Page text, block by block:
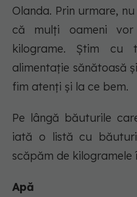
Olanda. Prin urmare,
că mulți oameni vor
kilograme. Știm
alimentație sănătoasă
fim atenți și la ce bem.
Pe lângă băuturile
iată o listă cu
scăpăm de kilogramele
Apă